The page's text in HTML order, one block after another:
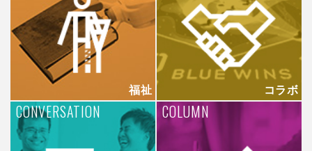
福祉 コラボ
CONVERSATION COLUMN